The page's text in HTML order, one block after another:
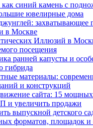
как синий камень с
ювелирные дома
захватывающее
в Москве
Иллюзий в
посещения
ранней капусты и
гибрида
материалы:
и конструкций
сайта: 15
и увеличить продажи
выпускной детского
форматов, площадок и